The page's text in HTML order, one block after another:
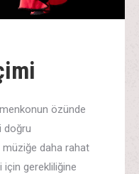
özünde
doğru
daha rahat
gerekliliğine